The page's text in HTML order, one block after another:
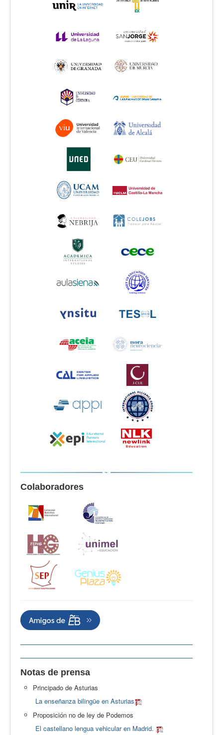
Colaboradores
Notas de prensa
Principado de Asturias
La enseñanza bilingüe en Asturias
Proposición no de ley de Podemos
El castellano lengua vehicular en Madrid.